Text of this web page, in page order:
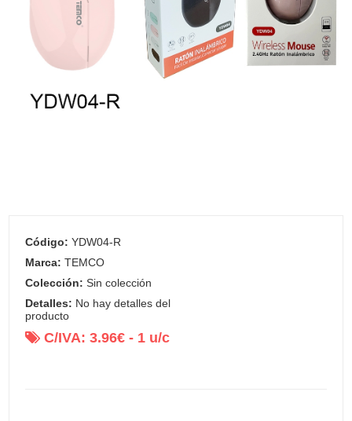
Código: YDW04-R
Marca: TEMCO
Colección: Sin colección
Detalles: No hay detalles del
producto
C/IVA:3.96€ - 1 u/c